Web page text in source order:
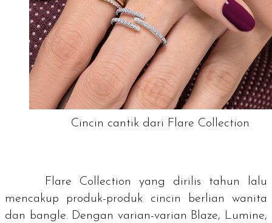
Cincin cantik dari Flare Collection
Flare Collection yang dirilis tahun lalu
mencakup produk-produk cincin berlian wanita
dan bangle. Dengan varian-varian Blaze, Lumine,